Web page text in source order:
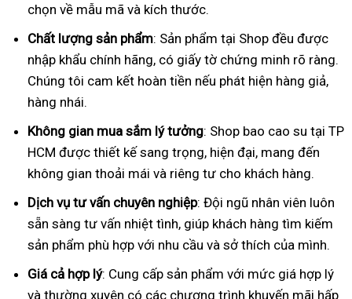
chọn về mẫu mã và kích thước.
Chất lượng sản phẩm: Sản phẩm tại Shop đều được
nhập khẩu chính hãng, có giấy tờ chứng minh rõ ràng.
Chúng tôi cam kết hoàn tiền nếu phát hiện hàng giả,
hàng nhái.
Không gian mua sắm lý tưởng: Shop bao cao su tại TP
HCM được thiết kế sang trọng, hiện đại, mang đến
không gian thoải mái và riêng tư cho khách hàng.
Dịch vụ tư vấn chuyên nghiệp: Đội ngũ nhân viên luôn
sẵn sàng tư vấn nhiệt tình, giúp khách hàng tìm kiếm
sản phẩm phù hợp với nhu cầu và sở thích của mình.
Giá cả hợp lý: Cung cấp sản phẩm với mức giá hợp lý
và thường xuyên có các chương trình khuyến mãi hấp